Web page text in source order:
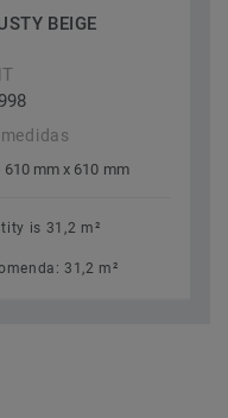
BEIGE
mm x 610 mm
is 31,2 m²
31,2 m²